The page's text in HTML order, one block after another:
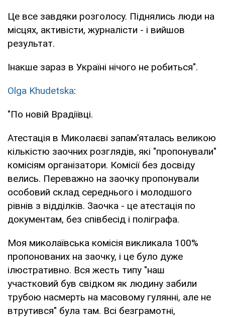
Це все завдяки розголосу. Піднялись люди на
місцях, активісти, журналісти - і вийшов
результат.
Інакше зараз в Україні нічого не робиться".
Olga Khudetska:
"По новій Врадіївці.
Атестація в Миколаєві запам’яталась великою
кількістю заочних розглядів, які "пропонували"
комісіям організатори. Комісії без досвіду
велись. Переважно на заочку пропонували
особовий склад середнього і молодшого
рівнів з відділків. Заочка - це атестація по
документам, без співбесід і поліграфа.
Моя миколаївська комісія викликала 100%
пропонованих на заочку, і це було дуже
ілюстративно. Вся жесть типу "наш
участковий був свідком як людину забили
трубою насмерть на масовому гулянні, але не
втрутився" була там. Всі безграмотні,